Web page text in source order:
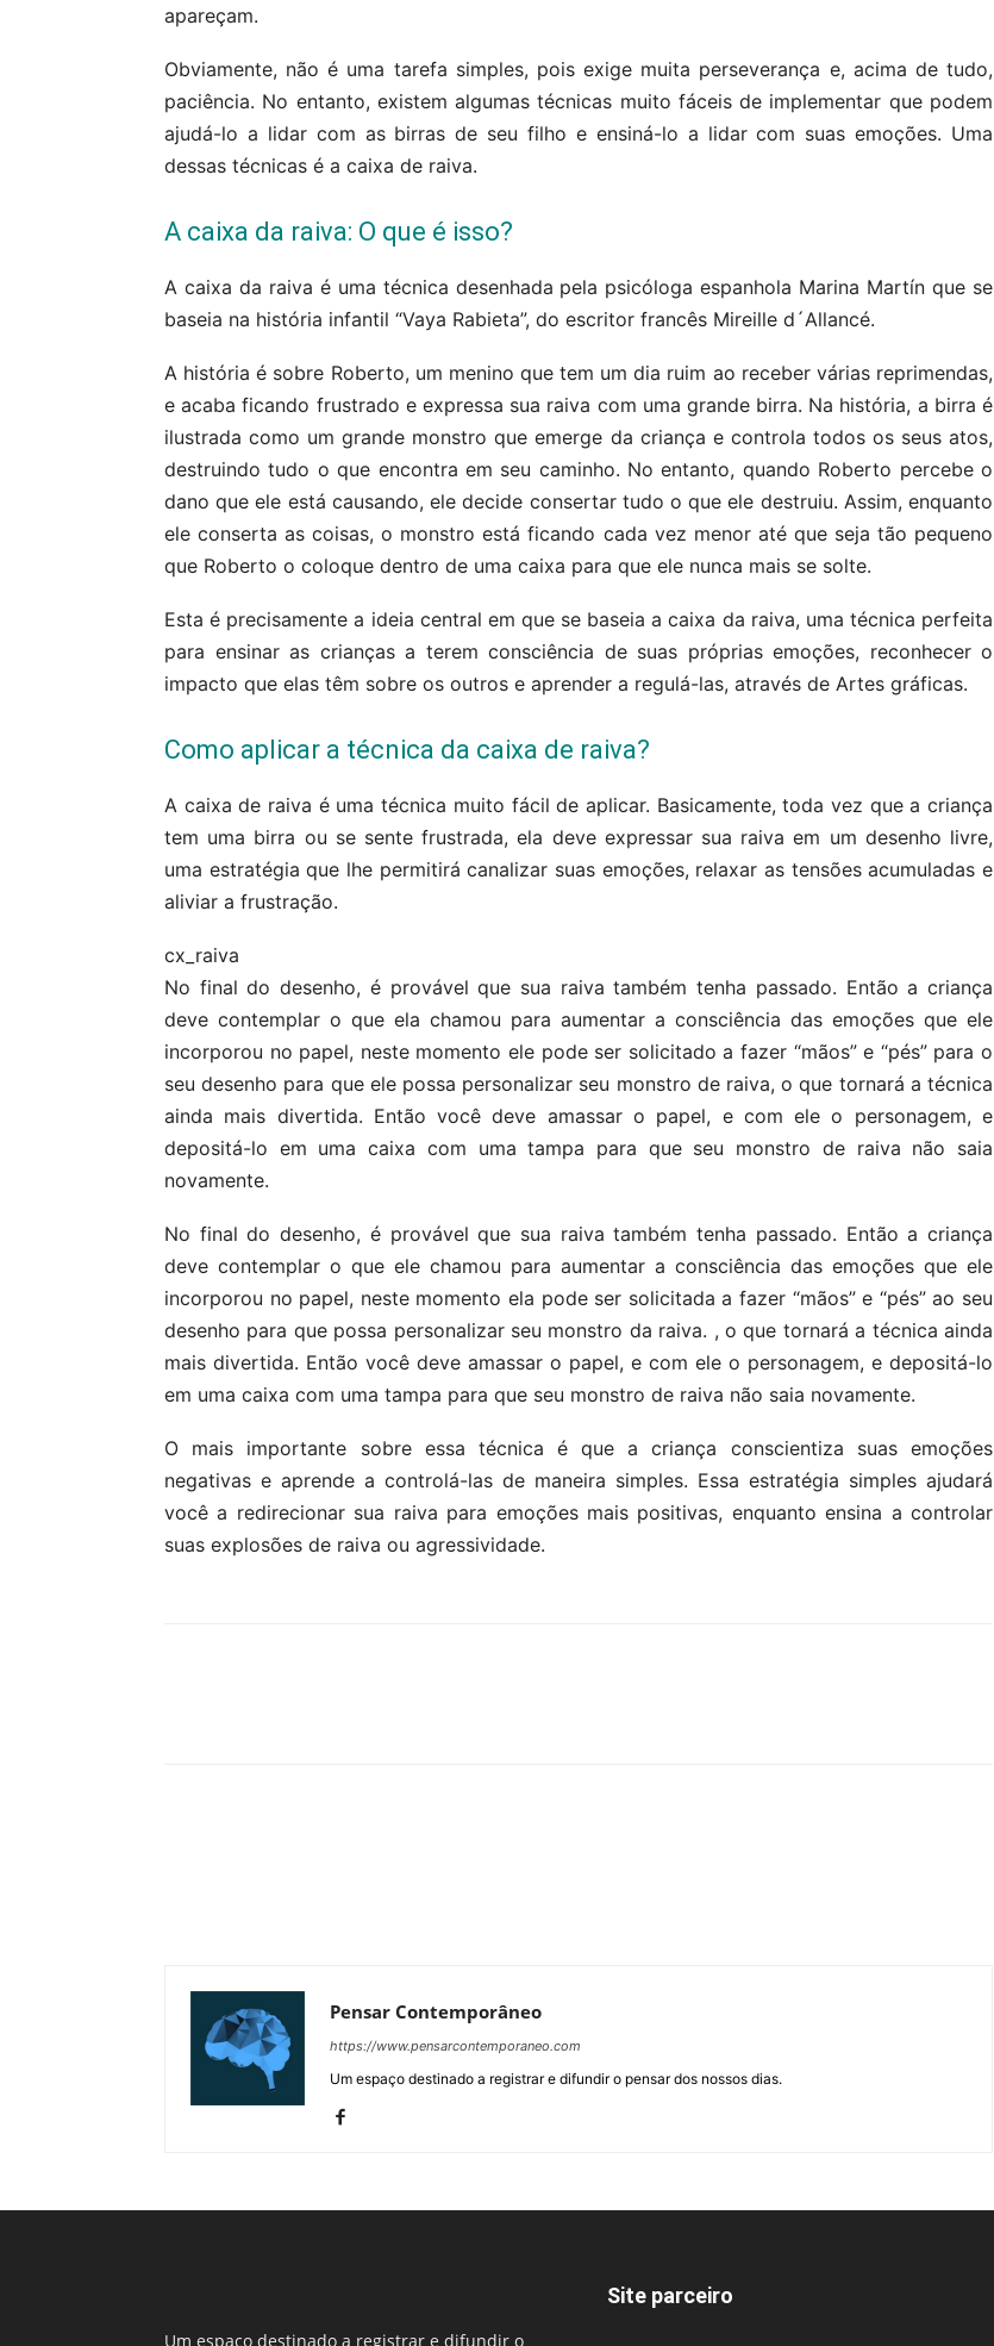
apareçam.
Obviamente, não é uma tarefa simples, pois exige muita perseverança e, acima de tudo,
paciência. No entanto, existem algumas técnicas muito fáceis de implementar que podem
ajudá-lo a lidar com as birras de seu filho e ensiná-lo a lidar com suas emoções. Uma
dessas técnicas é a caixa de raiva.
A caixa da raiva: O que é isso?
A caixa da raiva é uma técnica desenhada pela psicóloga espanhola Marina Martín que se
baseia na história infantil “Vaya Rabieta”, do escritor francês Mireille d´Allancé.
A história é sobre Roberto, um menino que tem um dia ruim ao receber várias reprimendas,
e acaba ficando frustrado e expressa sua raiva com uma grande birra. Na história, a birra é
ilustrada como um grande monstro que emerge da criança e controla todos os seus atos,
destruindo tudo o que encontra em seu caminho. No entanto, quando Roberto percebe o
dano que ele está causando, ele decide consertar tudo o que ele destruiu. Assim, enquanto
ele conserta as coisas, o monstro está ficando cada vez menor até que seja tão pequeno
que Roberto o coloque dentro de uma caixa para que ele nunca mais se solte.
Esta é precisamente a ideia central em que se baseia a caixa da raiva, uma técnica perfeita
para ensinar as crianças a terem consciência de suas próprias emoções, reconhecer o
impacto que elas têm sobre os outros e aprender a regulá-las, através de Artes gráficas.
Como aplicar a técnica da caixa de raiva?
A caixa de raiva é uma técnica muito fácil de aplicar. Basicamente, toda vez que a criança
tem uma birra ou se sente frustrada, ela deve expressar sua raiva em um desenho livre,
uma estratégia que lhe permitirá canalizar suas emoções, relaxar as tensões acumuladas e
aliviar a frustração.
cx_raiva
No final do desenho, é provável que sua raiva também tenha passado. Então a criança
deve contemplar o que ela chamou para aumentar a consciência das emoções que ele
incorporou no papel, neste momento ele pode ser solicitado a fazer “mãos” e “pés” para o
seu desenho para que ele possa personalizar seu monstro de raiva, o que tornará a técnica
ainda mais divertida. Então você deve amassar o papel, e com ele o personagem, e
depositá-lo em uma caixa com uma tampa para que seu monstro de raiva não saia
novamente.
No final do desenho, é provável que sua raiva também tenha passado. Então a criança
deve contemplar o que ele chamou para aumentar a consciência das emoções que ele
incorporou no papel, neste momento ela pode ser solicitada a fazer “mãos” e “pés” ao seu
desenho para que possa personalizar seu monstro da raiva. , o que tornará a técnica ainda
mais divertida. Então você deve amassar o papel, e com ele o personagem, e depositá-lo
em uma caixa com uma tampa para que seu monstro de raiva não saia novamente.
O mais importante sobre essa técnica é que a criança conscientiza suas emoções
negativas e aprende a controlá-las de maneira simples. Essa estratégia simples ajudará
você a redirecionar sua raiva para emoções mais positivas, enquanto ensina a controlar
suas explosões de raiva ou agressividade.
Pensar Contemporâneo
https://www.pensarcontemporaneo.com
Um espaço destinado a registrar e difundir o pensar dos nossos dias.
Um espaço destinado a registrar e difundir o
Site parceiro